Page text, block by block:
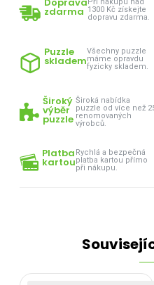
zdarma 1300 Kč získejte
dopravu zdarma.
Puzzle
skladem
Všechny puzzle
máme opravdu
fyzicky skladem.
Široký
výběr
puzzle
Široká nabídka
puzzle od více než
renomovaných
výrobců.
Platba
kartou
Rychlá a bezpečná
platba kartou přímo
při nákupu.